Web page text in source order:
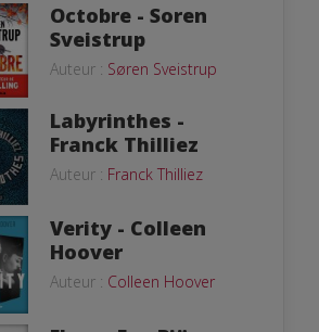
Octobre - Soren
Sveistrup
Auteur : Søren Sveistrup
Labyrinthes -
Franck Thilliez
Auteur : Franck Thilliez
Verity - Colleen
Hoover
Auteur : Colleen Hoover